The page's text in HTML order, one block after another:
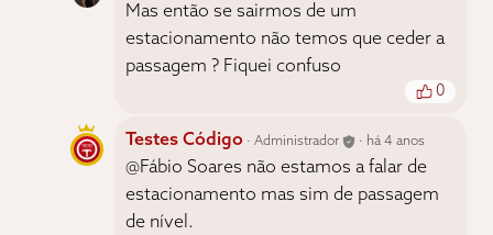
Mas então se sairmos de um
estacionamento não temos que ceder a
passagem ? Fiquei confuso
0
Testes Código · Administrador · há 4 anos
@Fábio Soares não estamos a falar de
estacionamento mas sim de passagem
de nível.